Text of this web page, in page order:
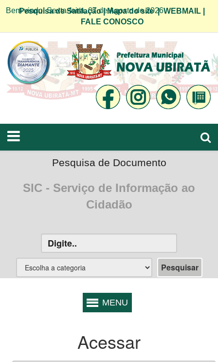
Bem vindo! Sexta-feira, 07 de Agosto de 2026
Pesquisa de Satifação|Mapa do site|WEBMAIL
FALE CONOSCO
Pesquisa de Documento
SIC - Serviço de Informação ao
Cidadão
Acessar